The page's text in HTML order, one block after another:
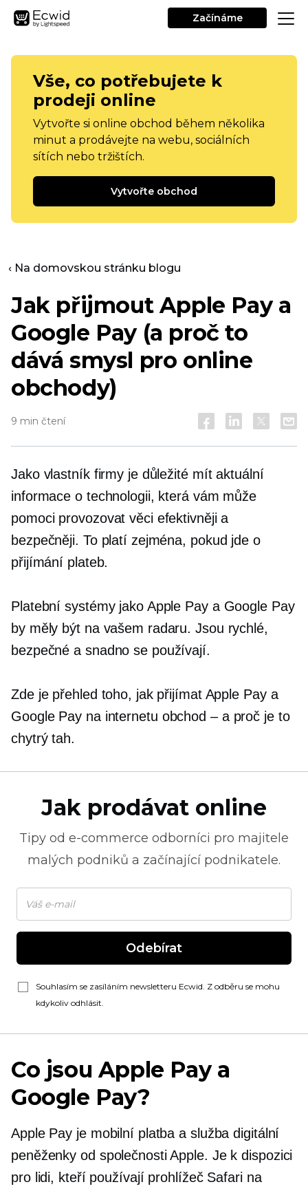
Začínáme
Vše, co potřebujete k
prodeji online
Vytvořte si online obchod během několika
minut a prodávejte na webu, sociálních
sítích nebo tržištích.
Vytvořte obchod
‹ Na domovskou stránku blogu
Jak přijmout Apple Pay a
Google Pay (a proč to
dává smysl pro online
obchody)
9 min čtení
Jako vlastník firmy je důležité mít aktuální
informace o technologii, která vám může
pomoci provozovat věci efektivněji a
bezpečněji. To platí zejména, pokud jde o
přijímání plateb.
Platební systémy jako Apple Pay a Google Pay
by měly být na vašem radaru. Jsou rychlé,
bezpečné a snadno se používají.
Zde je přehled toho, jak přijímat Apple Pay a
Google Pay na internetu obchod – aproč je to
chytrý tah.
Jak prodávat online
Tipy od e-commerce odborníci pro majitele
malých podniků a začínající podnikatele.
Odebírat
Souhlasím se zasíláním newsletteru Ecwid. Z odběru se mohu
kdykoliv odhlásit.
Co jsou Apple Pay a
Google Pay?
Apple Pay je mobilní platba a služba digitální
peněženky od společnosti Apple. Je k dispozici
pro lidi, kteří používají prohlížeč Safari na